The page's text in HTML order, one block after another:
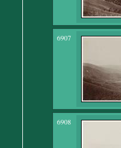
6907
6908